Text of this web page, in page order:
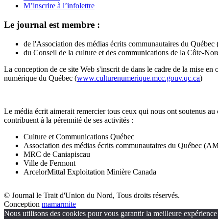
M’inscrire à l’infolettre
Le journal est membre :
de l'Association des médias écrits communautaires du Québec
du Conseil de la culture et des communications de la Côte-
La conception de ce site Web s'inscrit de dans le cadre de la mise en
numérique du Québec (www.culturenumerique.mcc.gouv.qc.ca)
Le média écrit aimerait remercier tous ceux qui nous ont soutenus au
contribuent à la pérennité de ses activités :
Culture et Communications Québec
Association des médias écrits communautaires du Québec
MRC de Caniapiscau
Ville de Fermont
ArcelorMittal Exploitation Minière Canada
© Journal le Trait d'Union du Nord, Tous droits réservés.
Conception mamarmite
Nous utilisons des cookies pour vous garantir la meilleure